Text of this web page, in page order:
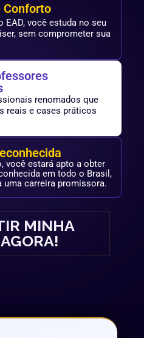
Conforto
EAD, você estuda no seu
sem comprometer sua
renomados que
reais e cases práticos
você estará apto a obter
em todo o Brasil,
uma carreira promissora.
MINHA